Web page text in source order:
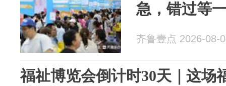
急，错过等
齐鲁壹点 2026-08-
福祉博览会倒计时30天｜这场